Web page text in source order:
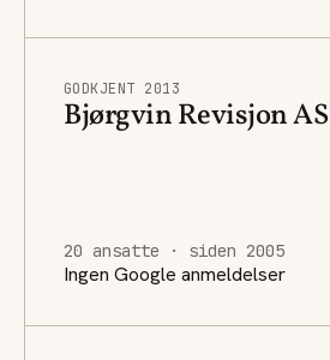
GODKJENT 2013
Bjørgvin Revisjon AS
20 ansatte · siden 2005
Ingen Google anmeldelser